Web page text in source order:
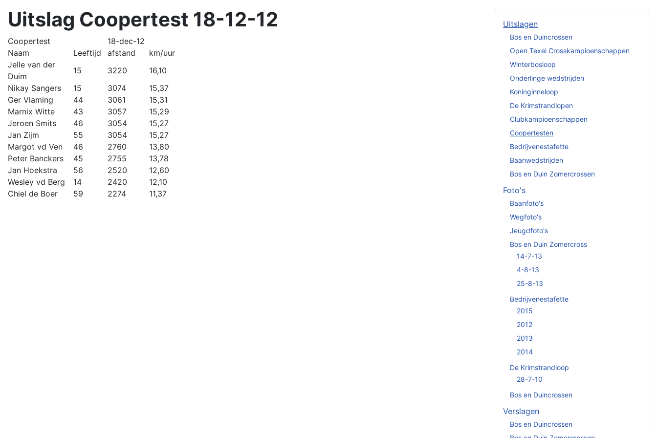
Uitslag Coopertest 18-12-12
Coopertest
18-dec-12
Naam
Leeftijd afstand
km/uur
Jelle van der
Duim
15 3220
16,10
Nikay Sangers
15 3074
15,37
Ger Vlaming
44 3061
15,31
Marnix Witte
43 3057
15,29
Jeroen Smits
46 3054
15,27
Jan Zijm
55 3054
15,27
Margot vd Ven
46 2760
13,80
Peter Banckers
45 2755
13,78
Jan Hoekstra
56 2520
12,60
Wesley vd Berg
14 2420
12,10
Chiel de Boer
59 2274 11,37
Uitslagen
Bos en Duincrossen
Open Texel Crosskampioenschappen
Winterbosloop
Onderlinge wedstrijden
Koninginneloop
De Krimstrandlopen
Clubkampioenschappen
Coopertesten
Bedrijvenestafette
Baanwedstrijden
Bos en Duin Zomercrossen
Foto's
Baanfoto's
Wegfoto's
Jeugdfoto's
Bos en Duin Zomercross
14-7-13
4-8-13
25-8-13
Bedrijvenestafette
2015
2012
2013
2014
De Krimstrandloop
28-7-10
Bos en Duincrossen
Verslagen
Bos en Duincrossen